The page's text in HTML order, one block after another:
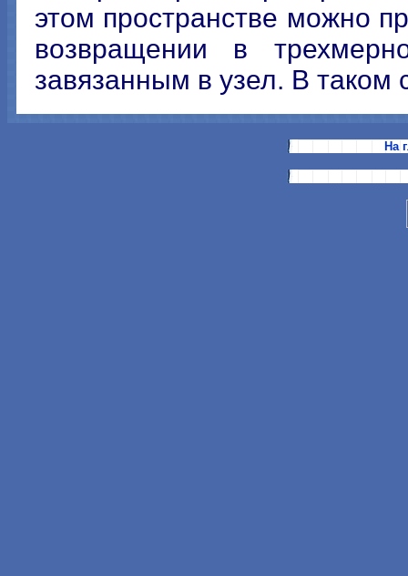
этом пространстве можно
возвращении в
завязанным в узел. В
На